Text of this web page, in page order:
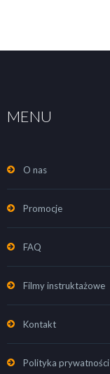
MENU
O nas
Promocje
FAQ
Filmy instruktażowe
Kontakt
Polityka prywatności